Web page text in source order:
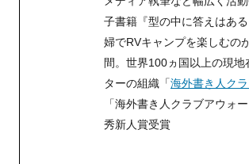
子書籍『型の中に答えはあ
婦でRVキャンプを楽しむの
間。世界100ヵ国以上の現
ターの組織「海外書き人ク
「海外書き人クラブアウォ
秀新人賞受賞